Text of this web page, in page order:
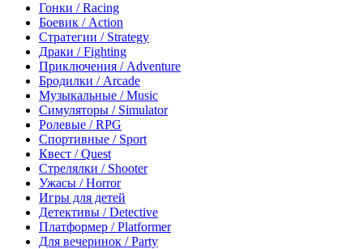
Гонки / Racing
Боевик / Action
Стратегии / Strategy
Драки / Fighting
Приключения / Adventure
Бродилки / Arcade
Музыкальные / Music
Симуляторы / Simulator
Ролевые / RPG
Спортивные / Sport
Квест / Quest
Стрелялки / Shooter
Ужасы / Horror
Игры для детей
Детективы / Detective
Платформер / Platformer
Для вечеринок / Party